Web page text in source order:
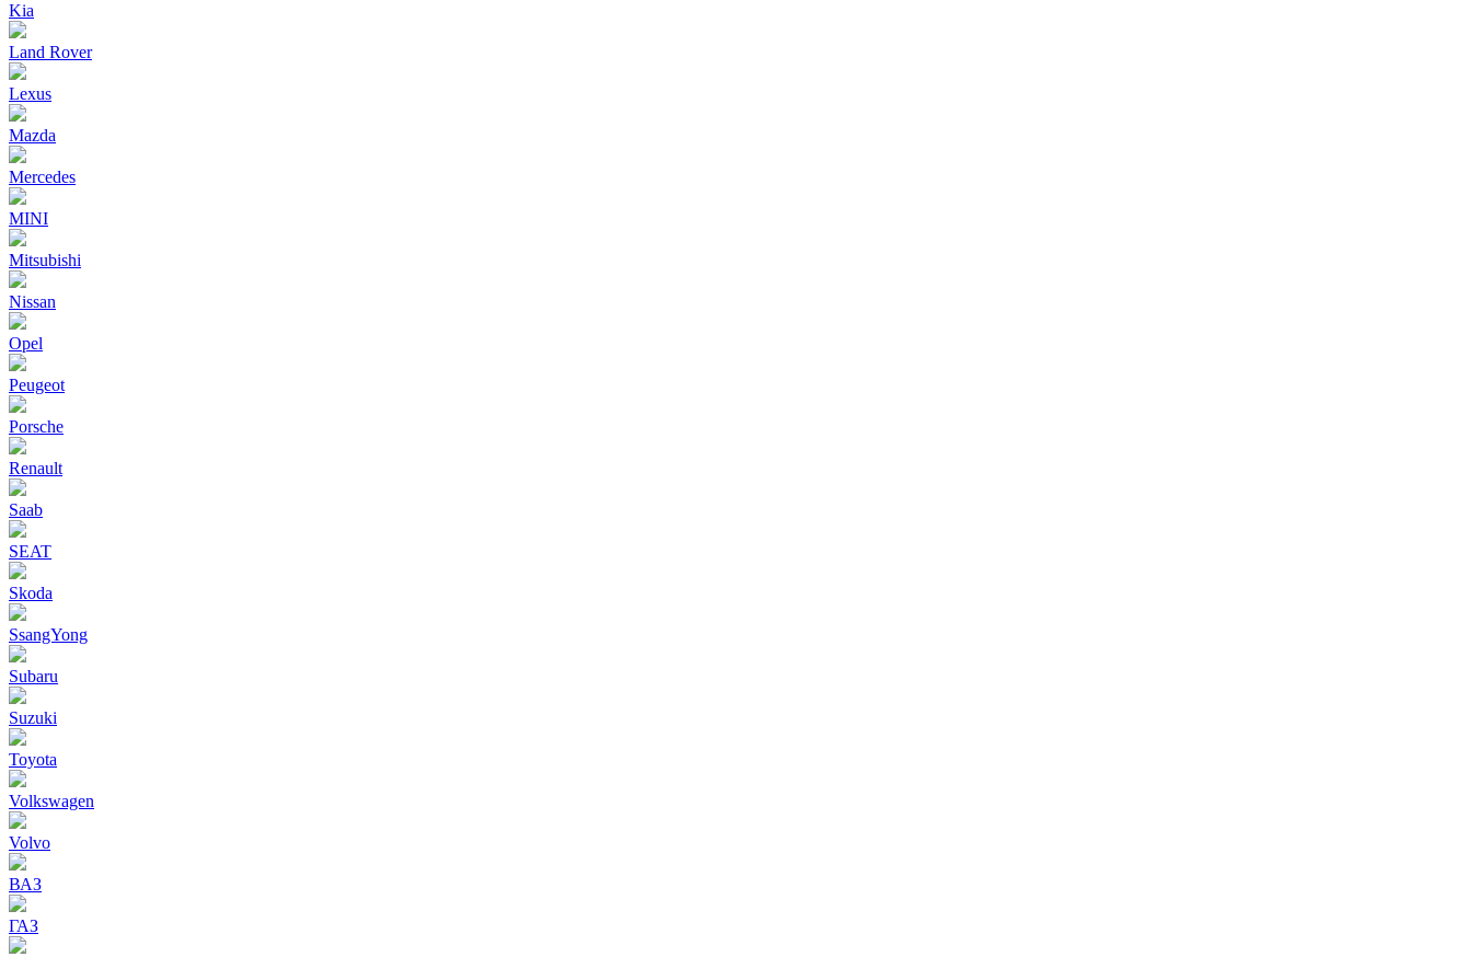
Kia
Land Rover
Lexus
Mazda
Mercedes
MINI
Mitsubishi
Nissan
Opel
Peugeot
Porsche
Renault
Saab
SEAT
Skoda
SsangYong
Subaru
Suzuki
Toyota
Volkswagen
Volvo
ВАЗ
ГАЗ